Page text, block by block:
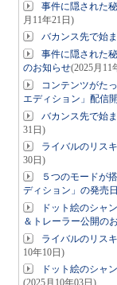
事件に隠された
月11年21日)
バカンス先で始
事件に隠された
のお知らせ(2025月11
コンテンツがた
エディション」配信
バカンス先で始
31日)
ライバルのリス
30日)
５つのモードが
ディション」の発売
ドット絵のシャ
＆トレーラー公開の
ライバルのリス
10年10日)
ドット絵のシャ
(2025月10年03日)